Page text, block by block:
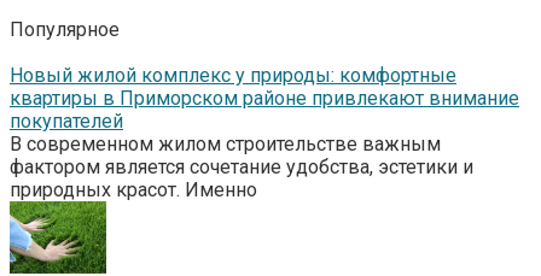
Популярное
Новый жилой комплекс у природы: комфортные
квартиры в Приморском районе привлекают внимание
покупателей
В современном жилом строительстве важным
фактором является сочетание удобства, эстетики и
природных красот. Именно